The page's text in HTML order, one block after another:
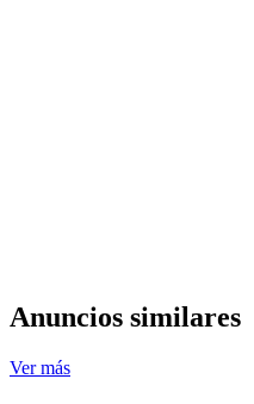
Anuncios similares
Ver más